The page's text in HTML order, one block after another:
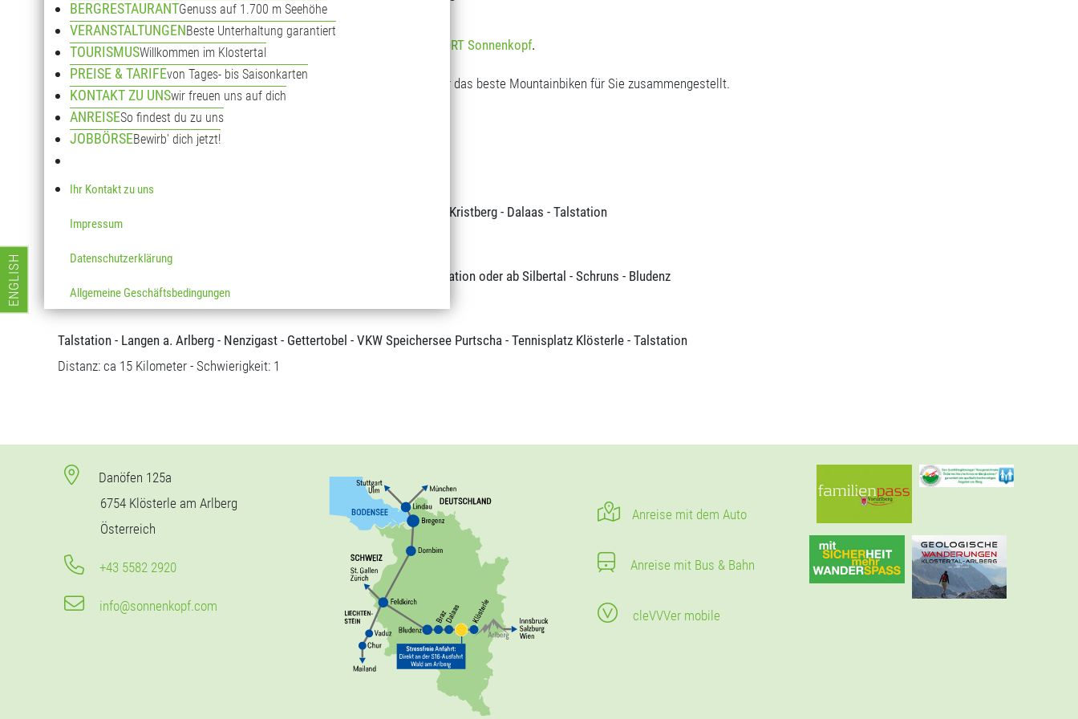
BERGRESTAURANTGenuss auf 1.700 m Seehöhe
VERANSTALTUNGENBeste Unterhaltung garantiert
TOURISMUSWillkommen im Klostertal
PREISE & TARIFEvon Tages- bis Saisonkarten
KONTAKT ZU UNSwir freuen uns auf dich
ANREISESo findest du zu uns
JOBBÖRSEBewirb' dich jetzt!
Ihr Kontakt zu uns
Impressum
Datenschutzerklärung
Allgemeine Geschäftsbedingungen
Biker-Dorado
Spaß für Anfänger und Profis
Bike-Transport € 6,50 (Berg- oder Talfahrt)
Fahrradverleih direkt an der Talstation der Sonnenkopfbahn bei
INTERSPORT Sonnenkopf.
Nachstehend haben wir einige sehr schöne Mountainbike-Alpen Routen für das beste Mountainbiken für Sie zusammengestellt.
Suchen sie sich eine MTB-Tour aus!
Talstation - Bergstation - Wasserstubental - Kristberg - Dalaas - Talstation
Bergstation - Wasserstubental - Fellimännle - Silbertal - Bartholomäberg - Kristberg - Dalaas - Talstation
Talstation - Bergstation - Fellimännle - Silbertal - Kristberg - Dalaas - Talstation oder ab Silbertal - Schruns - Bludenz
Distanz: ca 65 Kilometer - Schwierigkeit: 1
Talstation - Langen a. Arlberg - Nenzigast - Gettertobel - VKW Speichersee Purtscha - Tennisplatz Klösterle - Talstation
Distanz: ca 15 Kilometer - Schwierigkeit: 1
Danöfen 125a
6754 Klösterle am Arlberg
Österreich
+43 5582 2920
info@sonnenkopf.com
Anreise mit dem Auto
Anreise mit Bus & Bahn
cleVVVer mobile
Sprache auswählen
ENGLISH